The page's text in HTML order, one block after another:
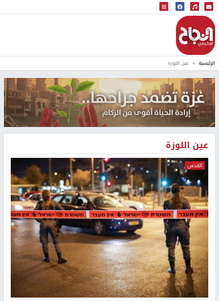
البث المباشر
إذاعة النجاح
الرئيسية عين اللوزة
عين اللوزة
القدس